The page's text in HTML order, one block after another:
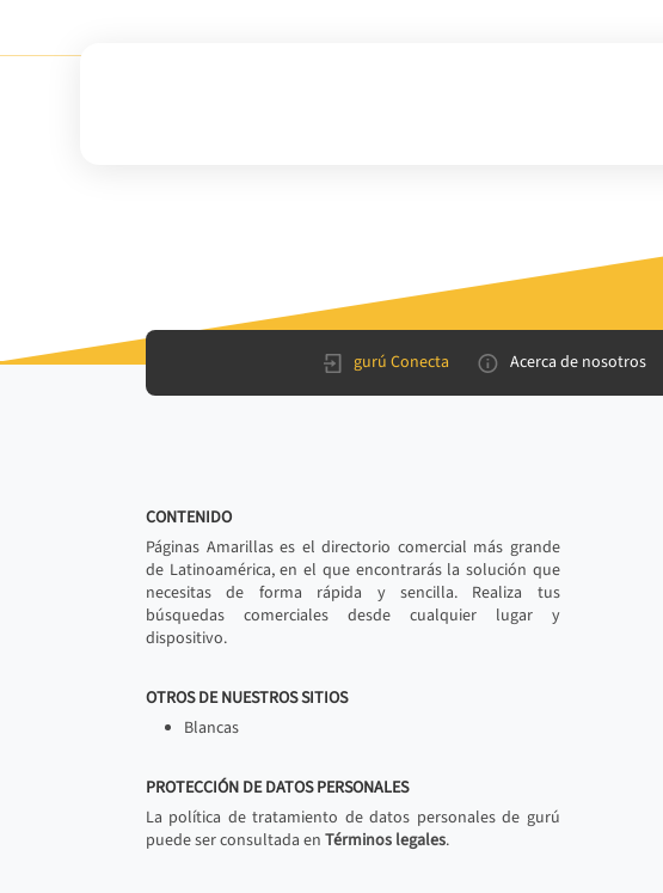
gurú Conecta Acerca de nosotros
CONTENIDO
Páginas Amarillas es el directorio comercial más grande
de Latinoamérica, en el que encontrarás la solución que
necesitas de forma rápida y sencilla. Realiza tus
búsquedas comerciales desde cualquier lugar y
dispositivo.
OTROS DE NUESTROS SITIOS
Blancas
PROTECCIÓN DE DATOS PERSONALES
La política de tratamiento de datos personales de gurú
puede ser consultada en Términos legales.